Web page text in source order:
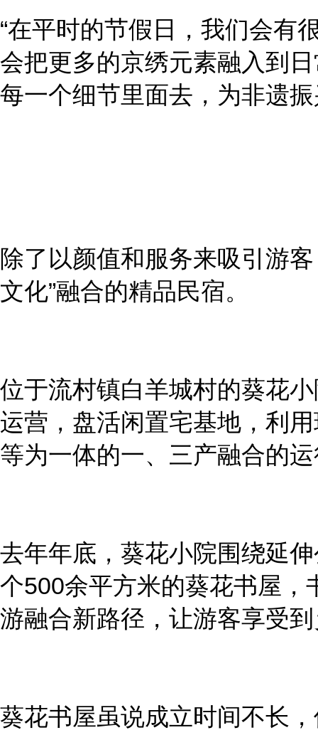
“在平时的节假日，我们会有
会把更多的京绣元素融入到
每一个细节里面去，为非遗
除了以颜值和服务来吸引游
文化”融合的精品民宿。
位于流村镇白羊城村的葵花
运营，盘活闲置宅基地，利
等为一体的一、三产融合的
去年年底，葵花小院围绕延
个500余平方米的葵花书屋
游融合新路径，让游客享受
葵花书屋虽说成立时间不长